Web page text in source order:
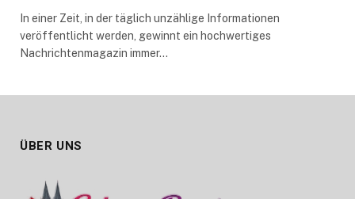
In einer Zeit, in der täglich unzählige Informationen
veröffentlicht werden, gewinnt ein hochwertiges
Nachrichtenmagazin immer…
ÜBER UNS